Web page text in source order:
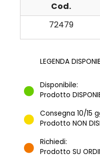
Cod.
72479
LEGENDA
Disponibile:
Prodotto
Consegna 10/15
Prodotto NON
Richiedi:
Prodotto SU